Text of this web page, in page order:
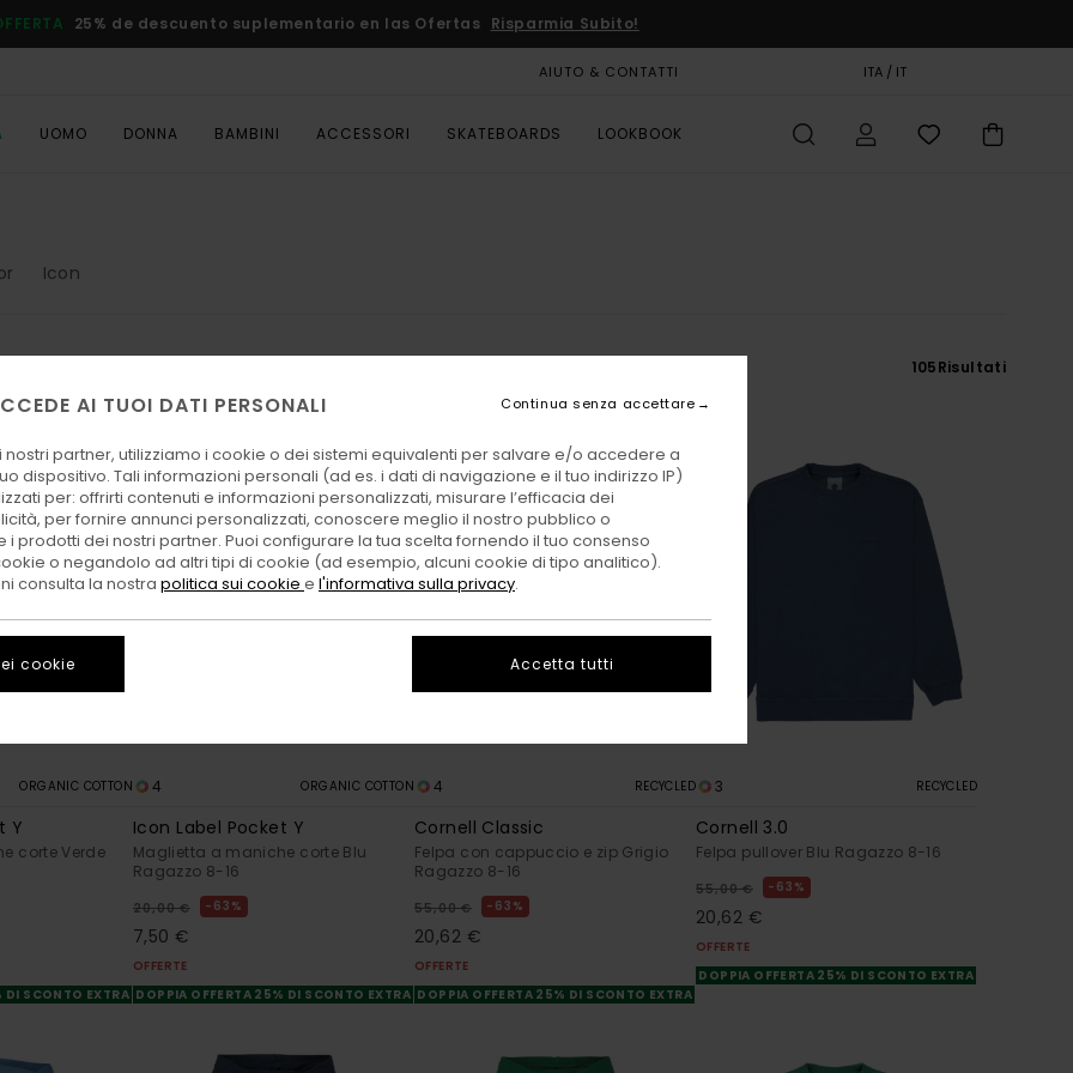
25% de descuento suplementario en las Ofertas Risparmia Subito!
AIUTO & CONTATTI ITA / IT
UOMO DONNA BAMBINI ACCESSORI SKATEBOARDS LOOKBOOK
Icon
105Risultati
ORGANIC COTTON
Y
corte Verde
DI SCONTO EXTRA
4 ORGANIC COTTON
Icon Label Pocket Y
Maglietta a maniche corte Blu
Ragazzo 8-16
20,00 € 63%
7,50 €
OFFERTE
DOPPIA OFFERTA 25% DI SCONTO EXTRA
4 RECYCLED
Cornell Classic
Felpa con cappuccio e zip Grigio
Ragazzo 8-16
55,00 € 63%
20,62 €
OFFERTE
DOPPIA OFFERTA 25% DI SCONTO EXTRA
3 RECYCLED
Cornell 3.0
Felpa pullover Blu Ragazzo 8-16
55,00 € 63%
20,62 €
OFFERTE
DOPPIA OFFERTA 25% DI SCONTO EXTRA
AI TUOI DATI PERSONALI
partner, utilizziamo i cookie o dei sistemi equivalenti per salvare e/o accedere a
dispositivo. Tali informazioni personali (ad es. i dati di navigazione e il tuo indirizzo IP)
per: offrirti contenuti e informazioni personalizzati, misurare l’efficacia dei
per fornire annunci personalizzati, conoscere meglio il nostro pubblico o
i prodotti dei nostri partner. Puoi configurare la tua scelta fornendo il tuo consenso
o negandolo ad altri tipi di cookie (ad esempio, alcuni cookie di tipo analitico).
consulta la nostra politica sui cookie e l'informativa sulla privacy.
cookie
Continua senza accettare
Accetta tutti